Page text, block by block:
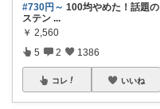
#730円～ 100均やめた！話題の
ステン ...
￥ 2,560
5 2 1386
コレ いいね